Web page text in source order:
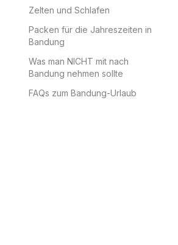
Zelten und Schlafen
Packen für die Jahreszeiten in
Bandung
Was man NICHT mit nach
Bandung nehmen sollte
FAQs zum Bandung-Urlaub